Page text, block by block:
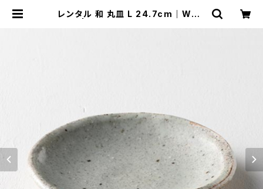
レンタル 和 丸皿 L 24.7cm｜WML